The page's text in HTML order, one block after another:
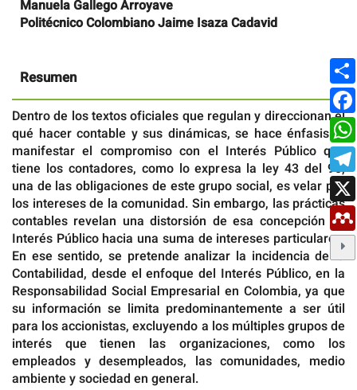
Manuela Gallego Arroyave
Politécnico Colombiano Jaime Isaza Cadavid
Resumen
Dentro de los textos oficiales que regulan y direccionan el
qué hacer contable y sus dinámicas, se hace énfasis al
manifestar el compromiso con el Interés Público que
tiene los contadores, como lo expresa la ley 43 del 90,
una de las obligaciones de este grupo social, es velar por
los intereses de la comunidad. Sin embargo, las prácticas
contables revelan una distorsión de esa concepción de
Interés Público hacia una suma de intereses particulares.
En ese sentido, se pretende analizar la incidencia de la
Contabilidad, desde el enfoque del Interés Público, en la
Responsabilidad Social Empresarial en Colombia, ya que
su información se limita predominantemente a ser útil
para los accionistas, excluyendo a los múltiples grupos de
interés que tienen las organizaciones, como los
empleados y desempleados, las comunidades, medio
ambiente y sociedad en general.